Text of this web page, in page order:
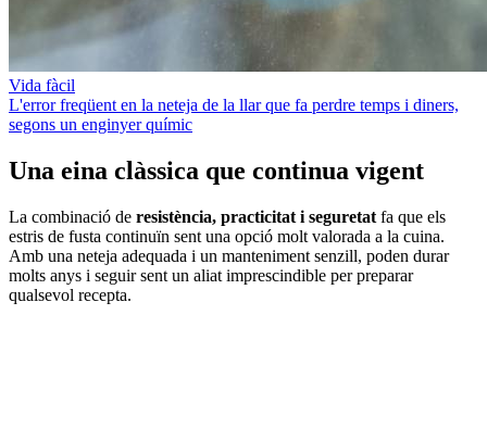
Vida fàcil
L'error freqüent en la neteja de la llar que fa perdre temps i diners,
segons un enginyer químic
Una eina clàssica que continua vigent
La combinació de resistència, practicitat i seguretat fa que els
estris de fusta continuïn sent una opció molt valorada a la cuina.
Amb una neteja adequada i un manteniment senzill, poden durar
molts anys i seguir sent un aliat imprescindible per preparar
qualsevol recepta.